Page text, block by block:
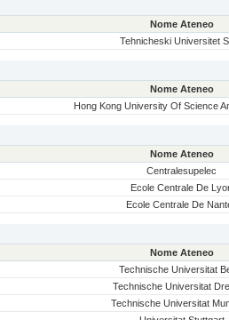
Nome Ateneo
Tehnicheski Universitet
Nome Ateneo
Hong Kong University Of Science
Nome Ateneo
Centralesupelec
Ecole Centrale De
Ecole Centrale De
Nome Ateneo
Technische Universitat
Technische Universitat
Technische Universitat